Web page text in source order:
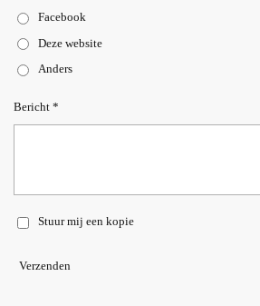
Facebook
Deze website
Anders
Bericht *
Stuur mij een kopie
Verzenden